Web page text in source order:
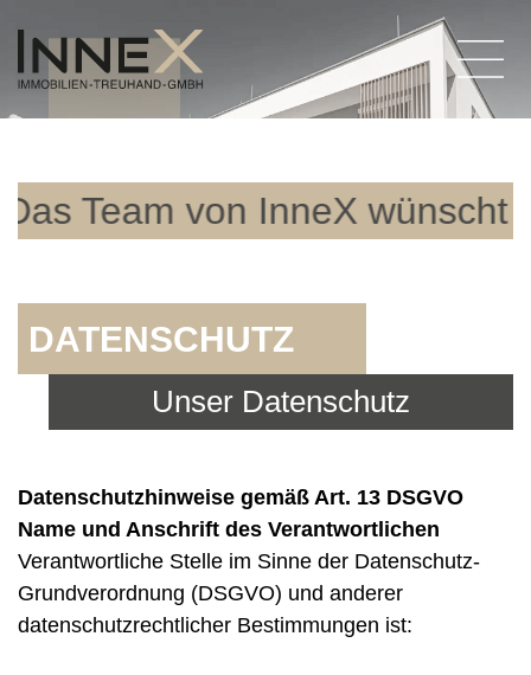
Team von InneX wünscht
DATENSCHUTZ
Unser Datenschutz
Datenschutzhinweise gemäß Art. 13 DSGVO
Name und Anschrift des Verantwortlichen
Verantwortliche Stelle im Sinne der Datenschutz-
Grundverordnung (DSGVO) und anderer
datenschutzrechtlicher Bestimmungen ist: